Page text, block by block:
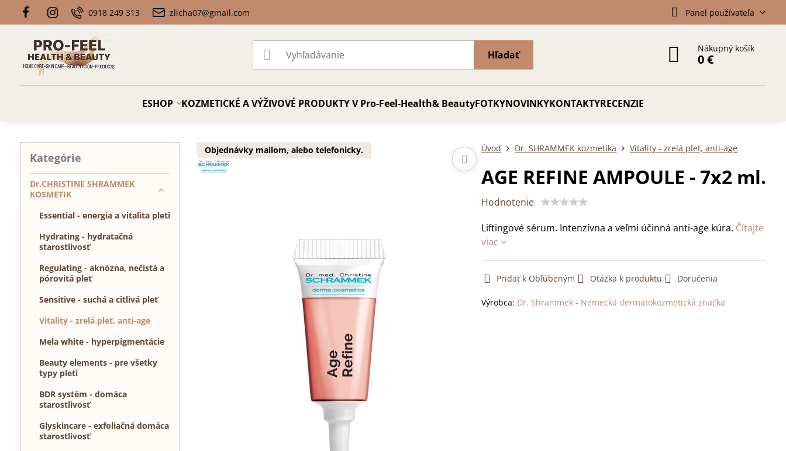
0918 249 313 zlicha07@gmail.com Panel používateľa
Hľadať
Nákupný košík
0 €
ESHOP KOZMETICKÉ A VÝŽIVOVÉ PRODUKTY V Pro-Feel-Health& BeautyFOTKYNOVINKYKONTAKTYRECENZIE
Objednávky mailom, alebo telefonicky. Úvod Dr. SHRAMMEK kozmetika Vitality - zrelá pleť, anti-age
AGE REFINE AMPOULE - 7x2 ml.
Hodnotenie
Liftingové sérum. Intenzívna a veľmi účinná anti-age kúra. Čítajte
viac
Pridať k Obľúbeným Otázka k produktu Doručenia
Výrobca: Dr. Shrammek - Nemecká dermatokozmetická značka
Kategórie
Dr.CHRISTINE SHRAMMEK
KOSMETIK
Essential - energia a vitalita pleti
Hydrating - hydratačná
starostlivosť
Regulating - aknózna, nečistá a
pórovitá pleť
Sensitive - suchá a citlivá pleť
Vitality - zrelá pleť, anti-age
Mela white - hyperpigmentácie
Beauty elements - pre všetky
typy pleti
BDR systém - domáca
starostlivosť
Glyskincare - exfoliačná domáca
starostlivosť